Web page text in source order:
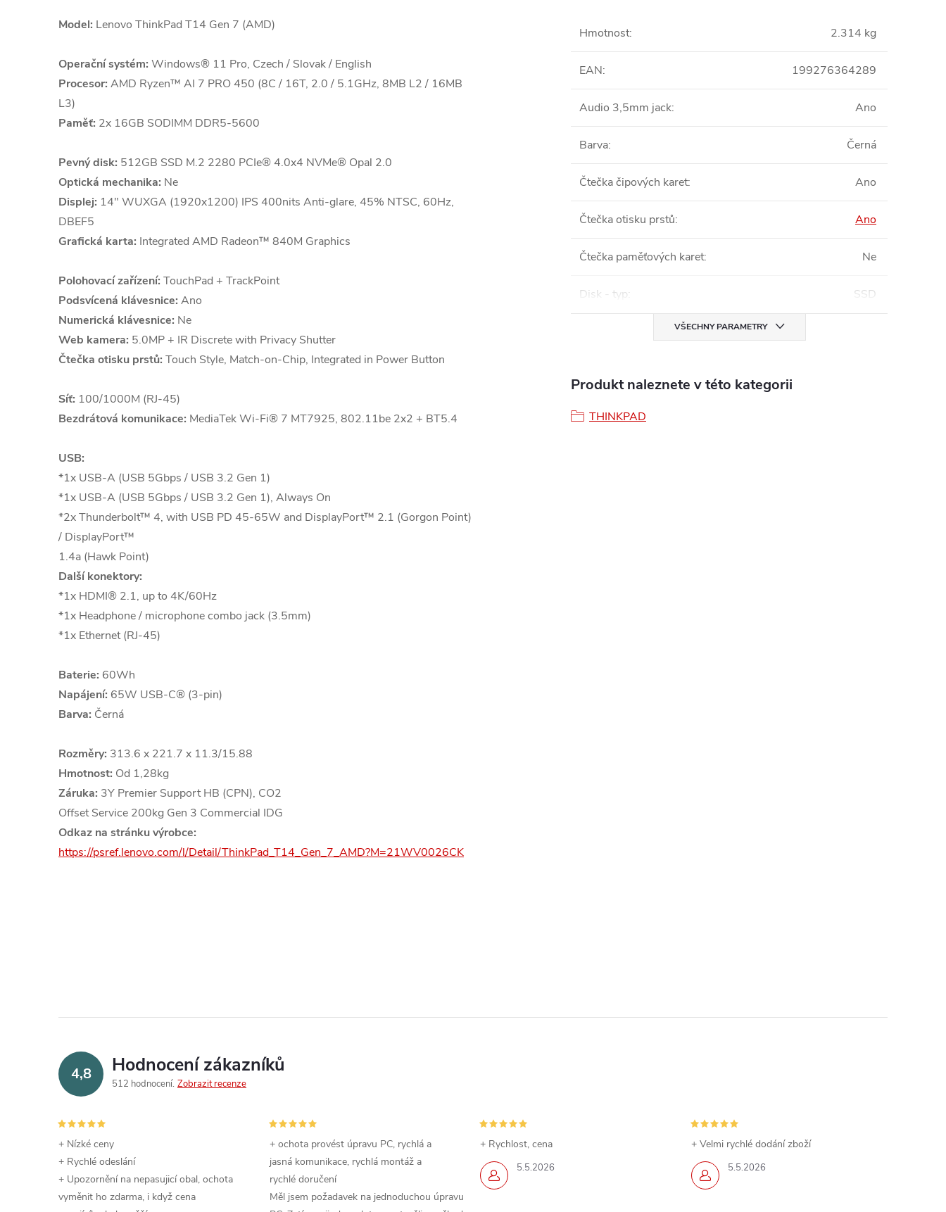
Model: Lenovo ThinkPad T14 Gen 7 (AMD)
Operační systém: Windows® 11 Pro, Czech / Slovak / English
Procesor: AMD Ryzen™ AI 7 PRO 450 (8C / 16T, 2.0 / 5.1GHz, 8MB L2 / 16MB
L3)
Paměť: 2x 16GB SODIMM DDR5-5600
Pevný disk: 512GB SSD M.2 2280 PCIe® 4.0x4 NVMe® Opal 2.0
Optická mechanika: Ne
Displej: 14" WUXGA (1920x1200) IPS 400nits Anti-glare, 45% NTSC, 60Hz,
DBEF5
Grafická karta: Integrated AMD Radeon™ 840M Graphics
Polohovací zařízení: TouchPad + TrackPoint
Podsvícená klávesnice: Ano
Numerická klávesnice: Ne
Web kamera: 5.0MP + IR Discrete with Privacy Shutter
Čtečka otisku prstů: Touch Style, Match-on-Chip, Integrated in Power Button
Síť: 100/1000M (RJ-45)
Bezdrátová komunikace: MediaTek Wi-Fi® 7 MT7925, 802.11be 2x2 + BT5.4
USB:
*1x USB-A (USB 5Gbps / USB 3.2 Gen 1)
*1x USB-A (USB 5Gbps / USB 3.2 Gen 1), Always On
*2x Thunderbolt™ 4, with USB PD 45-65W and DisplayPort™ 2.1 (Gorgon Point)
/ DisplayPort™
1.4a (Hawk Point)
Další konektory:
*1x HDMI® 2.1, up to 4K/60Hz
*1x Headphone / microphone combo jack (3.5mm)
*1x Ethernet (RJ-45)
Baterie: 60Wh
Napájení: 65W USB-C® (3-pin)
Barva: Černá
Rozměry: 313.6 x 221.7 x 11.3/15.88
Hmotnost: Od 1,28kg
Záruka: 3Y Premier Support HB (CPN), CO2
Offset Service 200kg Gen 3 Commercial IDG
Odkaz na stránku výrobce:
https://psref.lenovo.com/l/Detail/ThinkPad_T14_Gen_7_AMD?M=21WV0026CK
Hmotnost: 2.314 kg
EAN: 199276364289
Audio 3,5mm jack: Ano
Barva: Černá
Čtečka čipových karet: Ano
Čtečka otisku prstů: Ano
Čtečka paměťových karet: Ne
Disk - typ: SSD
VŠECHNY PARAMETRY
Produkt naleznete v této kategorii
THINKPAD
4,8 Hodnocení zákazníků
512 hodnocení Zobrazit recenze
+ Nízké ceny
+ Rychlé odeslání
+ Upozornění na nepasujicí obal, ochota
vyměnit ho zdarma, i když cena
+ ochota provést úpravu PC, rychlá a
jasná komunikace, rychlá montáž a
rychlé doručení
Měl jsem požadavek na jednoduchou úpravu
5.5.2026
+ Rychlost, cena
5.5.2026
+ Velmi rychlé dodání zboží